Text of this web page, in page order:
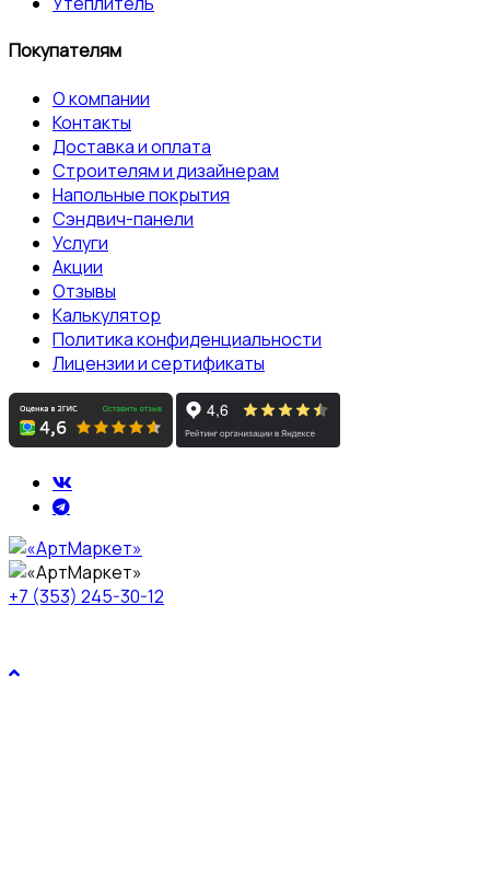
Покупателям
О компании
Контакты
Доставка и оплата
Строителям и дизайнерам
Напольные покрытия
Сэндвич-панели
Услуги
Акции
Отзывы
Калькулятор
Политика конфиденциальности
Лицензии и сертификаты
+7 (353) 245-30-12